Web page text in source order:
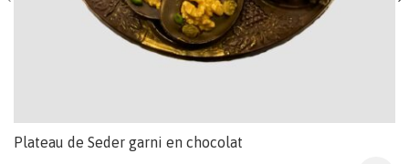
Plateau de Seder garni en chocolat